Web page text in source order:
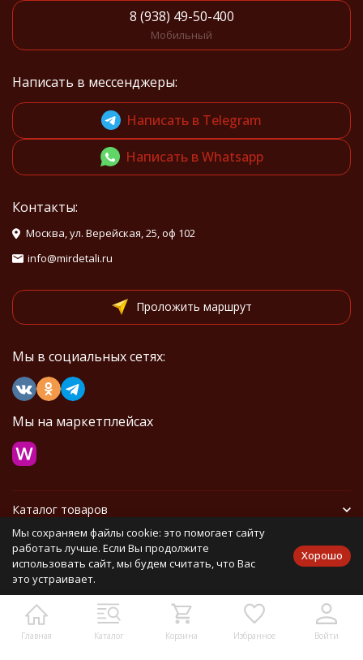
Главная Каталог Корзина Избранное Войти
8 (938) 49-50-400
Мобильный
Написать в мессенджеры:
Написать в Telegram
Написать в Whatsapp
Контакты:
Москва, ул. Верейская, 25, оф 102
info@mirdetali.ru
Проложить маршрут
Мы в социальных сетях:
Мы на маркетплейсах
Каталог товаров
Информация
Политика персональных данных Карта сайта
Мы сохраняем файлы cookie: это помогает сайту
работать лучше. Если Вы продолжите
использовать сайт, мы будем считать, что Вас
это устраивает.
Хорошо